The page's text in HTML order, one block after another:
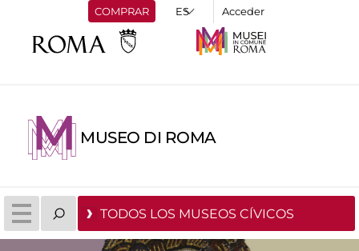
COMPRAR Acceder
MUSEO DI ROMA
TODOS LOS MUSEOS CÍVICOS